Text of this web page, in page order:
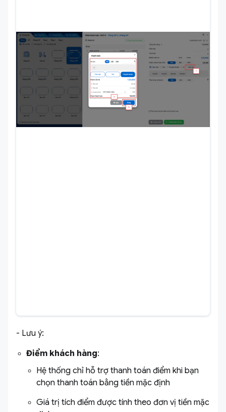
- Lưu ý:
Điểm khách hàng:
Hệ thống chỉ hỗ trợ thanh toán điểm khi bạn
chọn thanh toán bằng tiền mặc định
Giá trị tích điểm được tính theo đơn vị tiền mặc